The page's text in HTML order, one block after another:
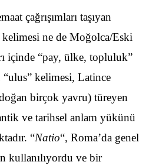
çağrışımları taşıyan
ne de Moğolca/Eski
içinde “pay, ülke, topluluk”
“ulus” kelimesi, Latince
birçok yavru) türeyen
ve tarihsel anlam yükünü
“Natio“, Roma’da genel
kullanılıyordu ve bir